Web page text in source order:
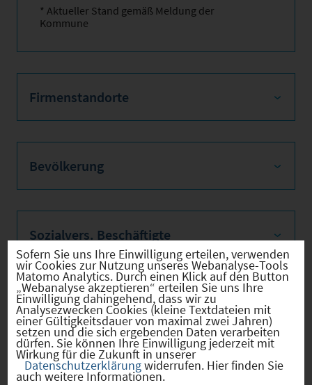
* Aktueller Stand gemäß Meldung der
Kommune
Firmenstandorte
Bevölkerung
Sozialvers. Beschäftigte
Verkehrsinfrastruktur
Kommunale Infrastruktur
Sofern Sie uns Ihre Einwilligung erteilen, verwenden
wir Cookies zur Nutzung unseres Webanalyse-Tools
Matomo Analytics. Durch einen Klick auf den Button
„Webanalyse akzeptieren“ erteilen Sie uns Ihre
Einwilligung dahingehend, dass wir zu
Analysezwecken Cookies (kleine Textdateien mit
einer Gültigkeitsdauer von maximal zwei Jahren)
setzen und die sich ergebenden Daten verarbeiten
dürfen. Sie können Ihre Einwilligung jederzeit mit
Wirkung für die Zukunft in unserer
Datenschutzerklärungwiderrufen. Hier finden Sie
auch weitere Informationen.